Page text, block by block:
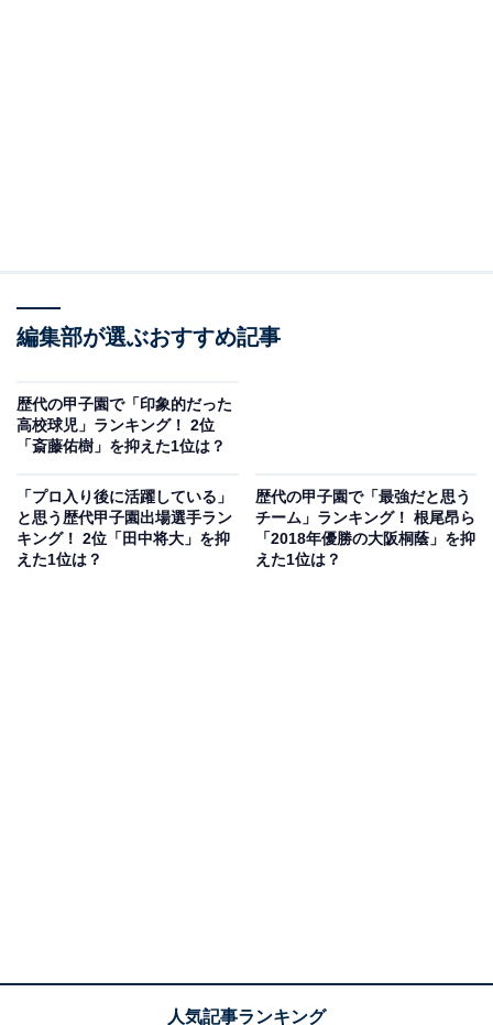
A post shared by 斎藤佑樹 (@yuki____saito)
2位は、2006年夏の甲子園で優勝した早稲田実業（西東
京）のエース・斎藤佑樹さん。マウンド上できれいに折
りたたんだハンカチで汗を拭く姿から「ハンカチ王子」
編集部が選ぶおすすめ記事
歴代の甲子園で「印象的だった
高校球児」ランキング！ 2位
「斎藤佑樹」を抑えた1位は？
「プロ入り後に活躍している」
と思う歴代甲子園出場選手ラン
キング！ 2位「田中将大」を抑
えた1位は？
歴代の甲子園で「最強だと思う
チーム」ランキング！ 根尾昂ら
「2018年優勝の大阪桐蔭」を抑
えた1位は？